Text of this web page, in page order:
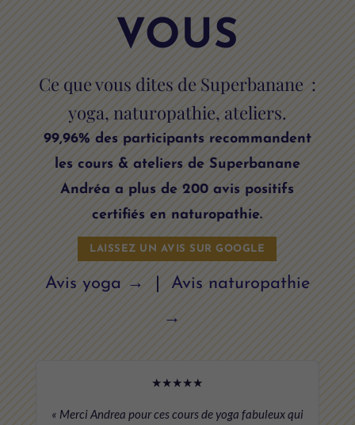
VOUS
Ce que vous dites de Superbanane :
yoga, naturopathie, ateliers.
99,96% des participants recommandent
les cours & ateliers de Superbanane
Andréa a plus de 200 avis positifs
certifiés en naturopathie.
LAISSEZ UN AVIS SUR GOOGLE
Avis yoga →
Avis naturopathie
→
★★★★★
« Merci Andrea pour ces cours de yoga fabuleux qui